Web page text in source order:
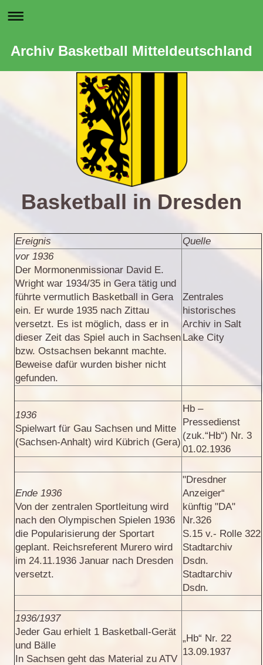
Archiv Basketball Mitteldeutschland
Basketball in Dresden
Ereignis
Quelle
vor 1936
Der Mormonenmissionar David E.
Wright war 1934/35 in Gera tätig und
führte vermutlich Basketball in Gera
ein. Er wurde 1935 nach Zittau
versetzt. Es ist möglich, dass er in
dieser Zeit das Spiel auch in Sachsen
bzw. Ostsachsen bekannt machte.
Beweise dafür wurden bisher nicht
gefunden.
Zentrales
historisches
Archiv in Salt
Lake City
1936
Spielwart für Gau Sachsen und Mitte
(Sachsen-Anhalt) wird Kübrich (Gera)
Hb –
Pressedienst
(zuk.“Hb“) Nr. 3
01.02.1936
Ende 1936
Von der zentralen Sportleitung wird
nach den Olympischen Spielen 1936
die Popularisierung der Sportart
geplant. Reichsreferent Murero wird
im 24.11.1936 Januar nach Dresden
versetzt.
"Dresdner
Anzeiger“
künftig "DA"
Nr.326
S.15 v.- Rolle 322
Stadtarchiv
Dsdn.
Stadtarchiv
Dsdn.
1936/1937
Jeder Gau erhielt 1 Basketball-Gerät
und Bälle
In Sachsen geht das Material zu ATV
„Hb“ Nr. 22
13.09.1937